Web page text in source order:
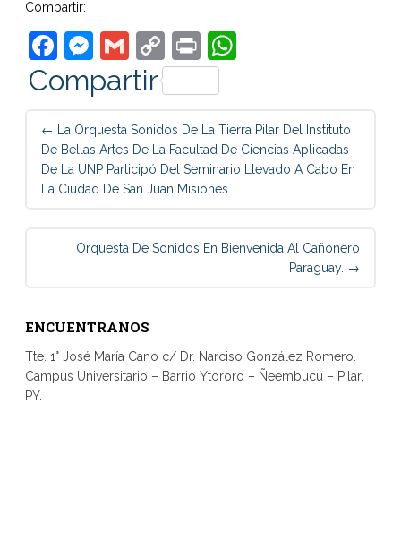
Compartir:
Facebook
Messenger
Gmail
Copy
Link
PrintWhatsApp
Compartir
Post
navigation
← La Orquesta Sonidos De La Tierra Pilar Del Instituto
De Bellas Artes De La Facultad De Ciencias Aplicadas
De La UNP Participó Del Seminario Llevado A Cabo En
La Ciudad De San Juan Misiones.
Orquesta De Sonidos En Bienvenida Al Cañonero
Paraguay. →
ENCUENTRANOS
Tte. 1° José María Cano c/ Dr. Narciso González Romero.
Campus Universitario – Barrio Ytororo – Ñeembucú – Pilar,
PY.